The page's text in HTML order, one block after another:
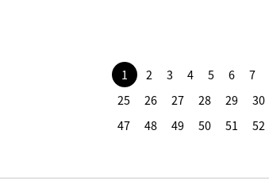
1 2 3 4 5 6 7
25
26 27 28 29 30
47
48 49 50 51 52